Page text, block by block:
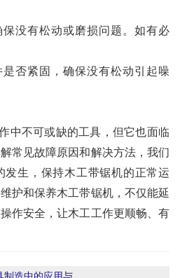
没有松动或磨损问题。如有必
否紧固，确保没有松动引起噪
中不可或缺的工具，但它也面临
常见故障原因和解决方法，我们
发生，保持木工带锯机的正常运
护和保养木工带锯机，不仅能延
作安全，让木工工作更顺畅、有